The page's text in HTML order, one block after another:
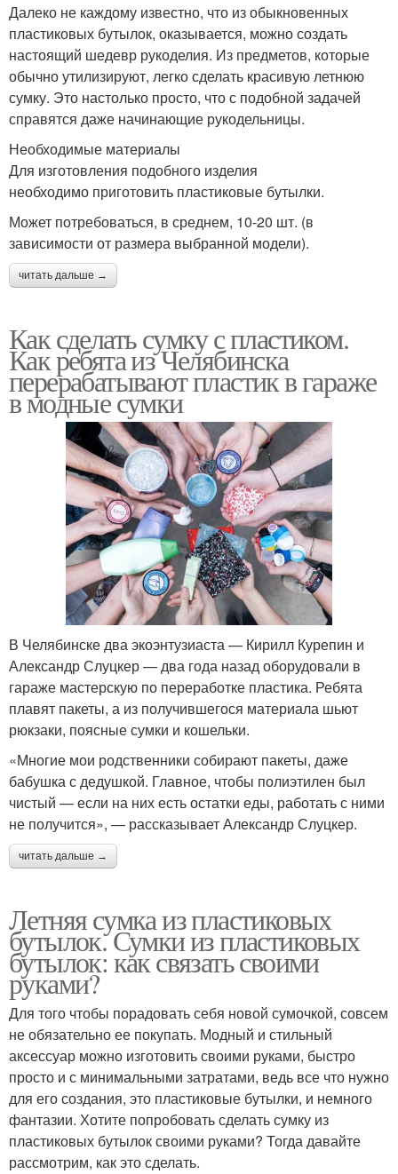
Далеко не каждому известно, что из обыкновенных
пластиковых бутылок, оказывается, можно создать
настоящий шедевр рукоделия. Из предметов, которые
обычно утилизируют, легко сделать красивую летнюю
сумку. Это настолько просто, что с подобной задачей
справятся даже начинающие рукодельницы.
Необходимые материалы
Для изготовления подобного изделия
необходимо приготовить пластиковые бутылки.
Может потребоваться, в среднем, 10-20 шт. (в
зависимости от размера выбранной модели).
читать дальше →
Как сделать сумку с пластиком.
Как ребята из Челябинска
перерабатывают пластик в гараже
в модные сумки
В Челябинске два экоэнтузиаста — Кирилл Курепин и
Александр Слуцкер — два года назад оборудовали в
гараже мастерскую по переработке пластика. Ребята
плавят пакеты, а из получившегося материала шьют
рюкзаки, поясные сумки и кошельки.
«Многие мои родственники собирают пакеты, даже
бабушка с дедушкой. Главное, чтобы полиэтилен был
чистый — если на них есть остатки еды, работать с ними
не получится», — рассказывает Александр Слуцкер.
читать дальше →
Летняя сумка из пластиковых
бутылок. Сумки из пластиковых
бутылок: как связать своими
руками?
Для того чтобы порадовать себя новой сумочкой, совсем
не обязательно ее покупать. Модный и стильный
аксессуар можно изготовить своими руками, быстро
просто и с минимальными затратами, ведь все что нужно
для его создания, это пластиковые бутылки, и немного
фантазии. Хотите попробовать сделать сумку из
пластиковых бутылок своими руками? Тогда давайте
рассмотрим, как это сделать.